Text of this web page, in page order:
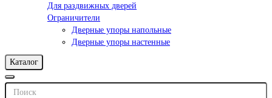
Для раздвижных дверей
Ограничители
Дверные упоры напольные
Дверные упоры настенные
Каталог